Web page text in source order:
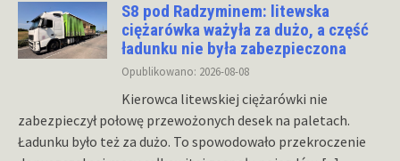
S8 pod Radzyminem: litewska
ciężarówka ważyła za dużo, a część
ładunku nie była zabezpieczona
Opublikowano: 2026-08-08
Kierowca litewskiej ciężarówki nie
zabezpieczył połowę przewożonych desek na paletach.
Ładunku było też za dużo. To spowodowało przekroczenie